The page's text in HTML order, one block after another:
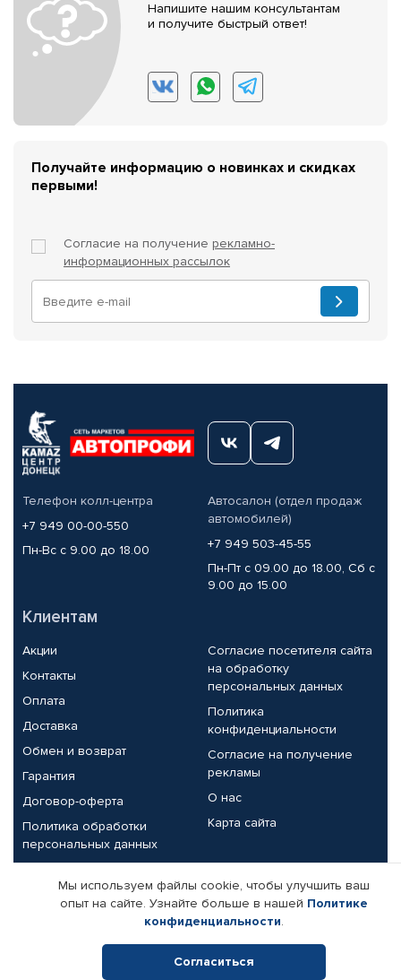
Напишите нашим консультантам
и получите быстрый ответ!
Получайте информацию о новинках и скидках
первыми!
Согласие на получение рекламно-
информационных рассылок
Телефон колл-центра
+7 949 00-00-550
Пн-Вс с 9.00 до 18.00
Автосалон (отдел продаж
автомобилей)
+7 949 503-45-55
Пн-Пт с 09.00 до 18.00, Сб с
9.00 до 15.00
Клиентам
Акции
Контакты
Оплата
Доставка
Обмен и возврат
Гарантия
Договор-оферта
Политика обработки
персональных данных
Согласие посетителя сайта
на обработку
персональных данных
Политика
конфиденциальности
Согласие на получение
рекламы
О нас
Карта сайта
Партнерам
Корпоративным клиентам
Поставщикам
Реквизиты компании
Мы используем файлы cookie, чтобы улучшить ваш
опыт на сайте. Узнайте больше в нашей Политике
конфиденциальности.
Согласиться